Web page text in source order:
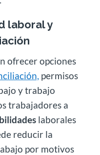
laboral y
ofrecer opciones
permisos
y trabajo
trabajadores a
laborales
reducir la
por motivos